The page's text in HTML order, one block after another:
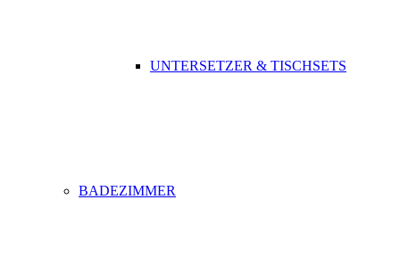
UNTERSETZER & TISCHSETS
BADEZIMMER